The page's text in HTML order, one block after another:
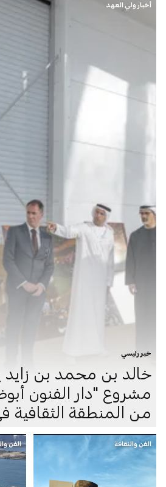
أخبار ولي العهد
خبر رئيسي
خالد بن محمد بن
مشروع "دار الفنون
من المنطقة الثقافية
الفن والثقافة الفن